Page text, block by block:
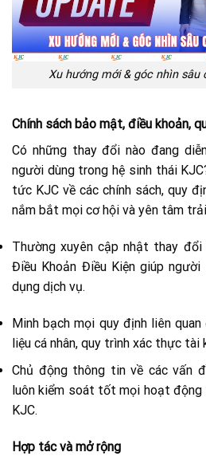
Xu hướng mới & góc nhìn sâu
Chính sách bảo mật, điều khoản,
Có những thay đổi nào đang
người dùng trong hệ sinh thái
tức KJC về các chính sách, quy
nắm bắt mọi cơ hội và yên tâm
Thường xuyên cập nhật thay đổi
Điều Khoản Điều Kiện giúp
dụng dịch vụ.
Minh bạch mọi quy định liên
liệu cá nhân, quy trình xác thực tài
Chủ động thông tin về các vấn
luôn kiểm soát tốt mọi hoạt
KJC.
Hợp tác và mở rộng